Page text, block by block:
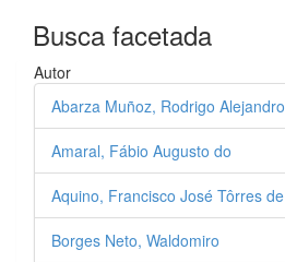
Busca facetada
Autor
Abarza Muñoz, Rodrigo Alejandro
Amaral, Fábio Augusto do
Aquino, Francisco José Tôrres de
Borges Neto, Waldomiro